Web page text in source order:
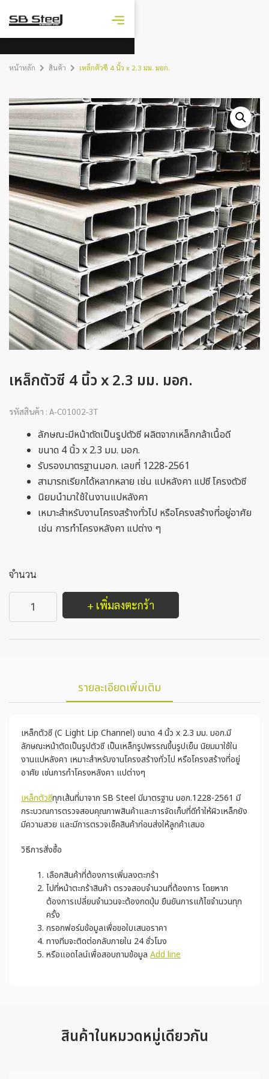
ราคาเหล็ก
หน้าหลัก สินค้า เหล็กตัวซี 4 นิ้ว x 2.3 มม. มอก.
เหล็กตัวซี 4 นิ้ว x 2.3 มม. มอก.
รหัสสินค้า : A-C01002-3T
ลักษณะมีหน้าตัดเป็นรูปตัวซี ผลิตจากเหล็กกล้าเนื้อดี
ขนาด 4 นิ้ว x 2.3 มม. มอก.
รับรองมาตรฐานมอก. เลขที่ 1228-2561
สามารถเรียกได้หลากหลาย เช่น แปหลังคา แปซี โครงตัวซี
นิยมนำมาใช้ในงานแปหลังคา
เหมาะสำหรับงานโครงสร้างทั่วไป หรือโครงสร้างที่อยู่อาศัย
เช่น การทำโครงหลังคา แปต่าง ๆ
จำนวน
+ เพิ่มลงตะกร้า
รายละเอียดเพิ่มเติม
เหล็กตัวซี (C Light Lip Channel) ขนาด 4 นิ้ว x 2.3 มม. มอก.มี
ลักษณะหน้าตัดเป็นรูปตัวซี เป็นเหล็กรูปพรรณขึ้นรูปเย็น นิยมมาใช้ใน
งานแปหลังคา เหมาะสำหรับงานโครงสร้างทั่วไป หรือโครงสร้างที่อยู่
อาศัย เช่นการทำโครงหลังคา แปต่างๆ
เหล็กตัวซีทุกเส้นที่มาจาก SB Steel มีมาตรฐาน มอก.1228-2561 มี
กระบวณการตรวจสอบคุณภาพสินค้าและการจัดเก็บที่ดีทำให้ผิวเหล็กยัง
มีความสวย และมีการตรวจเช็คสินค้าก่อนส่งให้ลูกค้าเสมอ
วิธีการสั่งซื้อ
เลือกสินค้าที่ต้องการเพิ่มลงตะกร้า
ไปที่หน้าตะกร้าสินค้า ตรวจสอบจำนวนที่ต้องการ โดยหาก
ต้องการเปลี่ยนจำนวนจะต้องกดปุ่ม ยืนยันการแก้ไขจำนวนทุก
ครั้ง
กรอกฟอร์มข้อมูลเพื่อขอใบเสนอราคา
ทางทีมจะติดต่อกลับภายใน 24 ชั่วโมง
หรือแอดไลน์เพื่อสอบถามข้อมูล Add line
สินค้าในหมวดหมู่เดียวกัน